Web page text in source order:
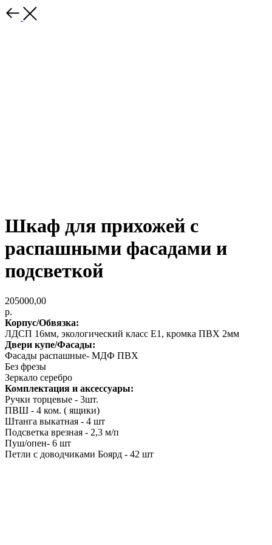
Шкаф для прихожей с
распашными фасадами и
подсветкой
205000,00
р.
Корпус/Обвязка:
ЛДСП 16мм, экологический класс Е1, кромка ПВХ 2мм
Двери купе/Фасады:
Фасады распашные- МДФ ПВХ
Без фрезы
Зеркало серебро
Комплектация и аксессуары:
Ручки торцевые - 3шт.
ПВШ - 4 ком. ( ящики)
Штанга выкатная - 4 шт
Подсветка врезная - 2,3 м/п
Пуш/опен- 6 шт
Петли с доводчиками Боярд - 42 шт